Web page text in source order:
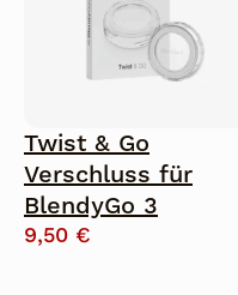
Twist & Go
Verschluss für
BlendyGo 3
9,50 €